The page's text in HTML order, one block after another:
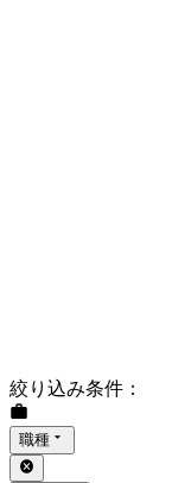
絞り込み条件 ：
職種